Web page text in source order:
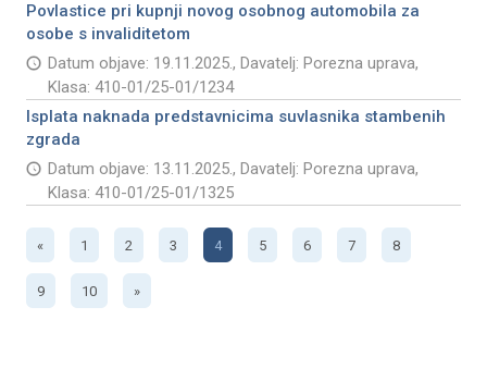
Povlastice pri kupnji novog osobnog automobila za
osobe s invaliditetom
Datum objave: 19.11.2025., Davatelj: Porezna uprava,
Klasa: 410-01/25-01/1234
Isplata naknada predstavnicima suvlasnika stambenih
zgrada
Datum objave: 13.11.2025., Davatelj: Porezna uprava,
Klasa: 410-01/25-01/1325
« 1 2 3 4 5 6 7 8
9 10 »